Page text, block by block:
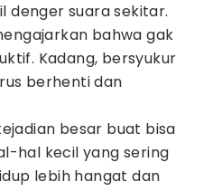
denger suara sekitar.
bahwa gak
Kadang, bersyukur
berhenti dan
besar buat bisa
hal kecil yang sering
lebih hangat dan